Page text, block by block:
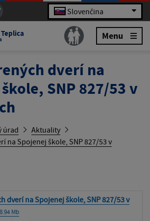
Slovenčina
Menu
dverí na
SNP 827/53 v
úrad
Aktuality
na Spojenej škole, SNP 827/53 v
dverí na Spojenej škole, SNP 827/53 v
Mb